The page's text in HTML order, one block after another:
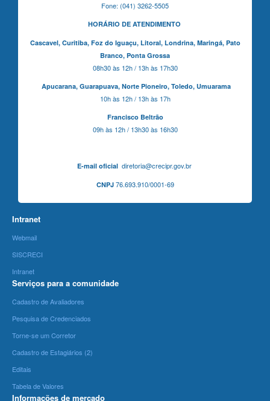
Fone: (041) 3262-5505
HORÁRIO DE ATENDIMENTO
Cascavel, Curitiba,Foz do Iguaçu, Litoral, Londrina, Maringá, Pato
Branco, Ponta Grossa
08h30 às 12h / 13h às 17h30
Apucarana, Guarapuava, Norte Pioneiro, Toledo, Umuarama
10h às 12h / 13h às 17h
Francisco Beltrão
09h às 12h / 13h30 às 16h30
E-mail oficialdiretoria@crecipr.gov.br
CNPJ76.693.910/0001-69
Intranet
Webmail
SISCRECI
Intranet
Serviços para a comunidade
Cadastro de Avaliadores
Pesquisa de Credenciados
Torne-se um Corretor
Cadastro de Estagiários (2)
Editais
Tabela de Valores
Informações de mercado